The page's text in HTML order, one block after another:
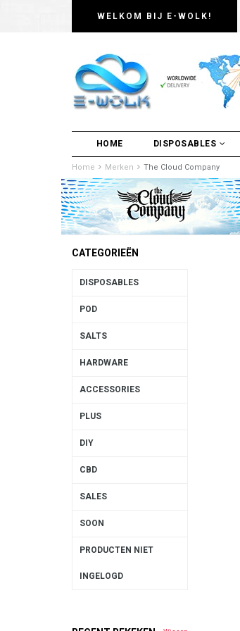
WELKOM BIJ E-WOLK!
HOME DISPOSABLES
Home Merken The Cloud Company
CATEGORIEËN
DISPOSABLES
POD
SALTS
HARDWARE
ACCESSORIES
PLUS
DIY
CBD
SALES
SOON
PRODUCTEN NIET
INGELOGD